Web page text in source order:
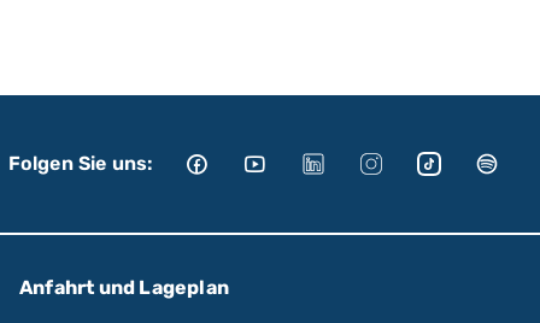
Folgen Sie uns:
Anfahrt und Lageplan